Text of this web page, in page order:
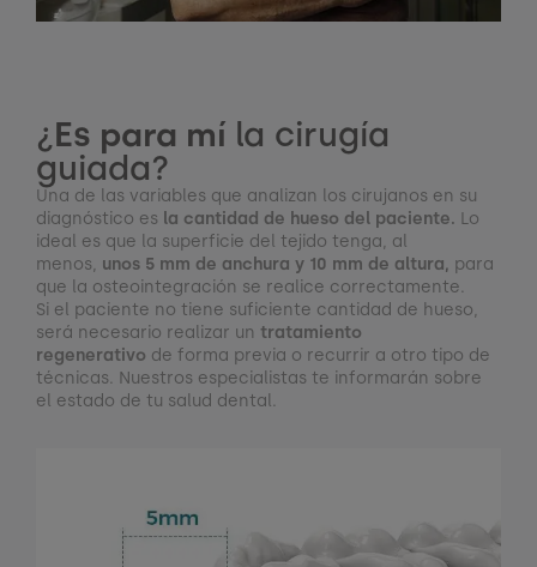
¿Es para mí la cirugía
guiada?
Una de las variables que analizan los cirujanos en su
diagnóstico es la cantidad de hueso del paciente. Lo
ideal es que la superficie del tejido tenga, al
menos, unos 5 mm de anchura y 10 mm de altura, para
que la osteointegración se realice correctamente.
Si el paciente no tiene suficiente cantidad de hueso,
será necesario realizar un tratamiento
regenerativo de forma previa o recurrir a otro tipo de
técnicas. Nuestros especialistas te informarán sobre
el estado de tu salud dental.